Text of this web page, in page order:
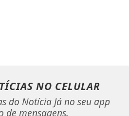
NO CELULAR
do Notícia Já no seu app
de mensagens.